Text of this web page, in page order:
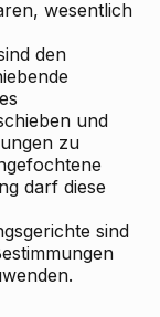
wesentlich
den
und
zu
darf diese
sind